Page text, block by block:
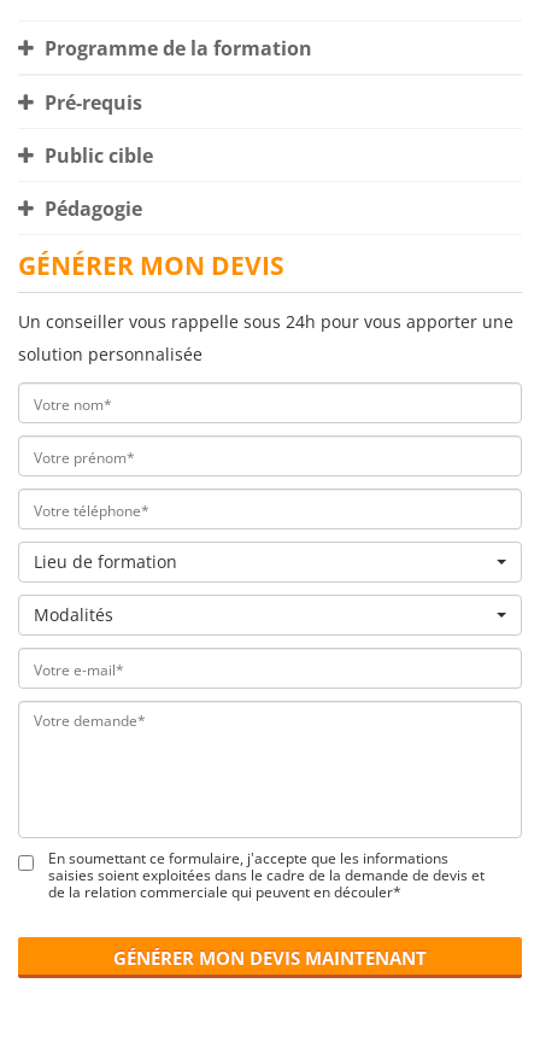
Programme de la formation
Pré-requis
Public cible
Pédagogie
GÉNÉRER MON DEVIS
Un conseiller vous rappelle sous 24h pour vous apporter une
solution personnalisée
Lieu de formation
Modalités
En soumettant ce formulaire, j'accepte que les informations
saisies soient exploitées dans le cadre de la demande de devis et
de la relation commerciale qui peuvent en découler*
GÉNÉRER MON DEVIS MAINTENANT